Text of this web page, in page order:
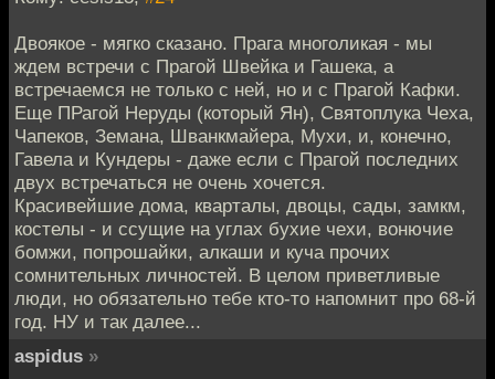
Двоякое - мягко сказано. Прага многоликая - мы
ждем встречи с Прагой Швейка и Гашека, а
встречаемся не только с ней, но и с Прагой Кафки.
Еще ПРагой Неруды (который Ян), Святоплука Чеха,
Чапеков, Земана, Шванкмайера, Мухи, и, конечно,
Гавела и Кундеры - даже если с Прагой последних
двух встречаться не очень хочется.
Красивейшие дома, кварталы, двоцы, сады, замкм,
костелы - и ссущие на углах бухие чехи, вонючие
бомжи, попрошайки, алкаши и куча прочих
сомнительных личностей. В целом приветливые
люди, но обязательно тебе кто-то напомнит про 68-й
год. НУ и так далее...
aspidus »